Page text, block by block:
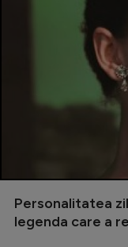
Personalitatea
legenda care a